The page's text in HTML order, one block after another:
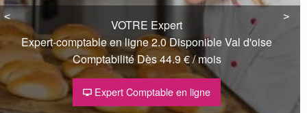
<
< >
>
VOTRE Expert
Expert-comptable en ligne 2.0 Disponible Val d'oise
Comptabilité Dès 44.9 € / mois
Expert Comptable en ligne